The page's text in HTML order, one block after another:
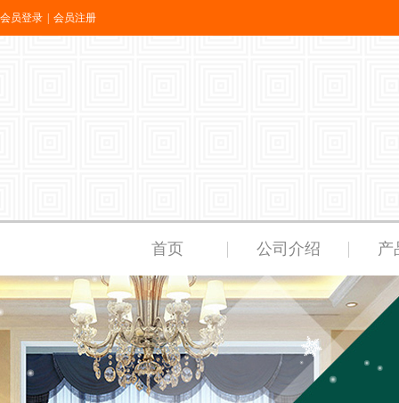
会员登录 会员注册
首页 公司介绍 产